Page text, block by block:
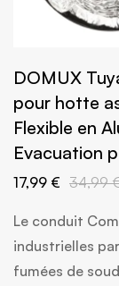
DOMUX
pour hotte
Flexible en
Evacuation
17,99 € 34,99
Le conduit
industrielles
fumées de